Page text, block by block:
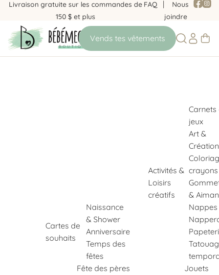
Livraison gratuite sur les commandes de
150 $ et plus
FAQ
Nous
joindre
Cartes de
souhaits
Naissance
& Shower
Anniversaire
Temps des
fêtes
Fête des pères
Activités &
Loisirs
créatifs
Carnets
jeux
Art &
Création
crayons
&
Nappes
Jouets